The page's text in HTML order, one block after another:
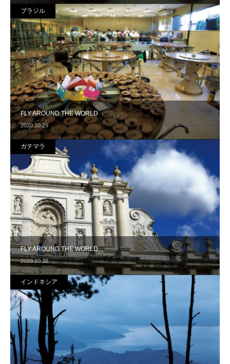
FLY AROUND THE WORLD
2020.10.29
ブラジル
FLY AROUND THE WORLD
2020.10.28
ガテマラ
インドネシア